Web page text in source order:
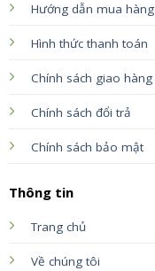
Hướng dẫn mua hàng
Hình thức thanh toán
Chính sách giao hàng
Chính sách đổi trả
Chính sách bảo mật
Thông tin
Trang chủ
Về chúng tôi